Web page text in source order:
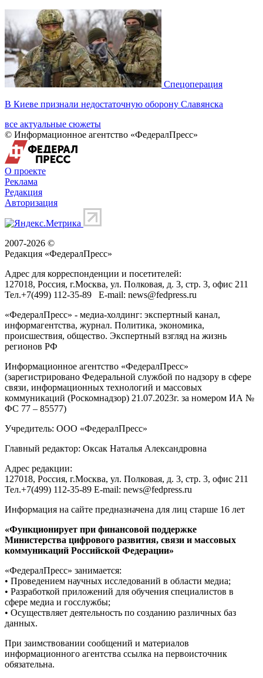
Спецоперация
В Киеве признали недостаточную оборону Славянска
все актуальные сюжеты
© Информационное агентство «ФедералПресс»
О проекте
Реклама
Редакция
Авторизация
2007-2026 ©
Редакция «ФедералПресс»
Адрес для корреспонденции и посетителей:
127018, Россия, г.Москва, ул. Полковая, д. 3, стр. 3, офис 211
Тел.+7(499) 112-35-89 E-mail: news@fedpress.ru
«ФедералПресс» - медиа-холдинг: экспертный канал,
информагентства, журнал. Политика, экономика,
происшествия, общество. Экспертный взгляд на жизнь
регионов РФ
Информационное агентство «ФедералПресс»
(зарегистрировано Федеральной службой по надзору в сфере
связи, информационных технологий и массовых
коммуникаций (Роскомнадзор) 21.07.2023г. за номером ИА №
ФС 77 – 85577)
Учредитель: ООО «ФедералПресс»
Главный редактор: Оксак Наталья Александровна
Адрес редакции:
127018, Россия, г.Москва, ул. Полковая, д. 3, стр. 3, офис 211
Тел.+7(499) 112-35-89 E-mail: news@fedpress.ru
Информация на сайте предназначена для лиц старше 16 лет
«Функционирует при финансовой поддержке
Министерства цифрового развития, связи и массовых
коммуникаций Российской Федерации»
«ФедералПресс» занимается:
• Проведением научных исследований в области медиа;
• Разработкой приложений для обучения специалистов в
сфере медиа и госслужбы;
• Осуществляет деятельность по созданию различных баз
данных.
При заимствовании сообщений и материалов
информационного агентства ссылка на первоисточник
обязательна.